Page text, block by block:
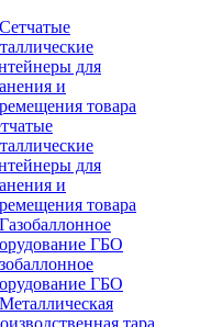
для
и
товара
ГБО